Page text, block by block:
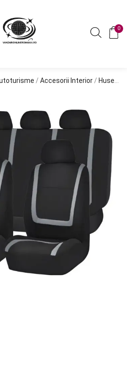
0
/ Accesorii Interior / Huse Auto